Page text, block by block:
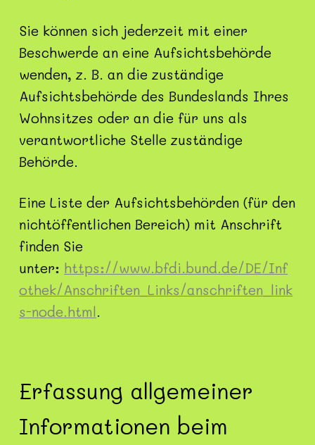
Sie können sich jederzeit mit einer
Beschwerde an eine Aufsichtsbehörde
wenden, z. B. an die zuständige
Aufsichtsbehörde des Bundeslands Ihres
Wohnsitzes oder an die für uns als
verantwortliche Stelle zuständige
Behörde.
Eine Liste der Aufsichtsbehörden (für den
nichtöffentlichen Bereich) mit Anschrift
finden Sie
unter: https://www.bfdi.bund.de/DE/Inf
othek/Anschriften_Links/anschriften_link
s-node.html.
Erfassung allgemeiner
Informationen beim